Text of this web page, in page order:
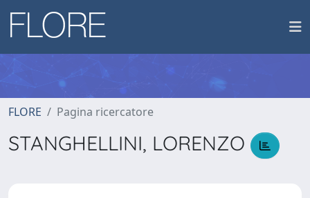
FLORE Pagina ricercatore
STANGHELLINI, LORENZO